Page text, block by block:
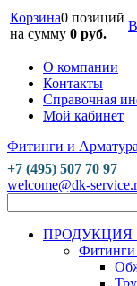
Корзина0 позиций
на сумму 0 руб.
О компании
Контакты
Справочная
Мой кабинет
Фитинги и
+7 (495) 507 70 97
welcome@dk-
ПРОДУКЦИЯ
Фитинги